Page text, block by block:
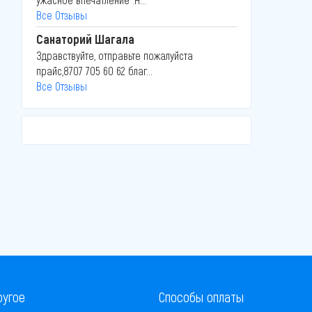
Все Отзывы
Санаторий Шагала
Здравствуйте, отправьте пожалуйста
прайс,8707 705 60 62 благ...
Все Отзывы
Способы оплаты